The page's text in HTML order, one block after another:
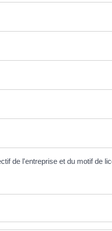
de l'entreprise et du motif de